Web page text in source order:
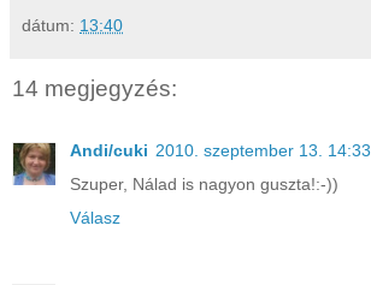
dátum: 13:40
14 megjegyzés:
Andi/cuki 2010. szeptember 13. 14:33
Szuper, Nálad is nagyon guszta!:-))
Válasz